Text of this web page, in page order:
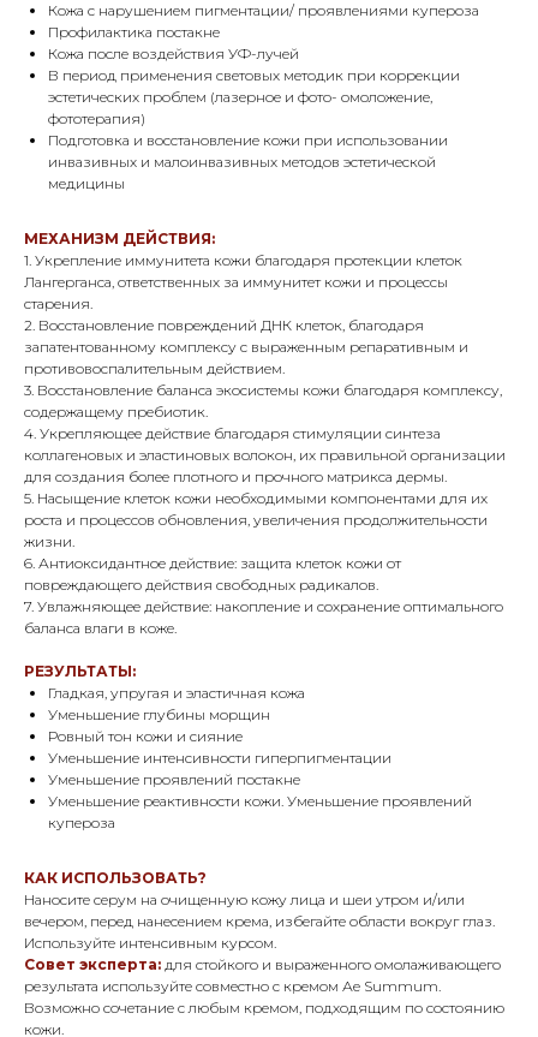
Кожа с нарушением пигментации/ проявлениями купероза
Профилактика постакне
Кожа после воздействия УФ-лучей
В период применения световых методик при коррекции
эстетических проблем (лазерное и фото- омоложение,
фототерапия)
Подготовка и восстановление кожи при использовании
инвазивных и малоинвазивных методов эстетической
медицины
МЕХАНИЗМ ДЕЙСТВИЯ:
1. Укрепление иммунитета кожи благодаря протекции клеток
Лангерганса, ответственных за иммунитет кожи и процессы
старения.
2. Восстановление повреждений ДНК клеток, благодаря
запатентованному комплексу с выраженным репаративным и
противовоспалительным действием.
3. Восстановление баланса экосистемы кожи благодаря комплексу,
содержащему пребиотик.
4. Укрепляющее действие благодаря стимуляции синтеза
коллагеновых и эластиновых волокон, их правильной организации
для создания более плотного и прочного матрикса дермы.
5. Насыщение клеток кожи необходимыми компонентами для их
роста и процессов обновления, увеличения продолжительности
жизни.
6. Антиоксидантное действие: защита клеток кожи от
повреждающего действия свободных радикалов.
7. Увлажняющее действие: накопление и сохранение оптимального
баланса влаги в коже.
РЕЗУЛЬТАТЫ:
Гладкая, упругая и эластичная кожа
Уменьшение глубины морщин
Ровный тон кожи и сияние
Уменьшение интенсивности гиперпигментации
Уменьшение проявлений постакне
Уменьшение реактивности кожи. Уменьшение проявлений
купероза
КАК ИСПОЛЬЗОВАТЬ?
Наносите серум на очищенную кожу лица и шеи утром и/или
вечером, перед нанесением крема, избегайте области вокруг глаз.
Используйте интенсивным курсом.
Совет эксперта: для стойкого и выраженного омолаживающего
результата используйте совместно с кремом Ае Summum.
Возможно сочетание с любым кремом, подходящим по состоянию
кожи.